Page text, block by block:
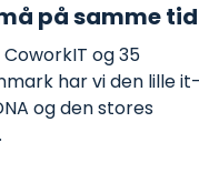
på samme tid
og 35
har vi den lille
og den stores